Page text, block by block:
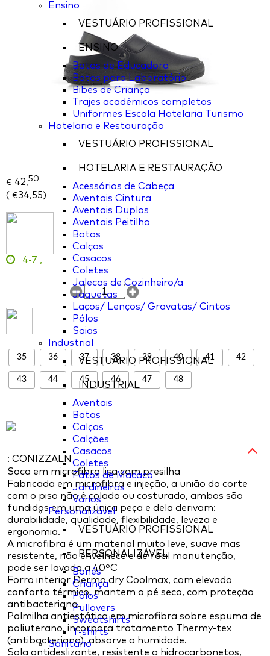
Ensino
VESTUÁRIO PROFISSIONAL
ENSINO
Batas de Educadora
Batas para Laboratório
Bibes de Criança
Trajes académicos completos
Uniformes Escola Hotelaria Turismo
Hotelaria e Restauração
VESTUÁRIO PROFISSIONAL
HOTELARIA E RESTAURAÇÃO
Acessórios de Cabeça
Aventais Cintura
Aventais Duplos
Aventais Peitilho
Batas
Calças
Casacos
Coletes
Jalecas de Cozinheiro/a
Jaquetas
Laços/ Lenços/ Gravatas/ Cintos
Pólos
Saias
Industrial
VESTUÁRIO PROFISSIONAL
INDUSTRIAL
Aventais
Batas
Calças
Calções
Casacos
Coletes
Fatos de Macaco
Jardineiras
Varios
Personalizável
VESTUÁRIO PROFISSIONAL
PERSONALIZÁVEL
Bonés
Criança
Pólos
Pullovers
Sweatshirts
T-shirts
Sanitário
€ 42,50
( €34,55)
4-7 ,
35 36 37 38 39 40 41 42
43 44 45 46 47 48
: CONIZZALN
Soca em microfibra lisa com presilha
Fabricada em microfibra e injeção, a união do corte
com o piso não é colado ou costurado, ambos são
fundidos em uma única peça e dela derivam:
durabilidade, qualidade, flexibilidade, leveza e
ergonomia.
A microfibra é um material muito leve, suave mas
resistente, não envelhece e de fácil manutenção,
pode ser lavada a 40ºC
Forro interior Dermo dry Coolmax, com elevado
conforto térmico, mantem o pé seco, com proteção
antibacteriana.
Palmilha antiestática em microfibra sobre espuma de
poliuterano, incorpora tratamento Thermy-tex
(antibacteriano), absorve a humidade.
Sola antideslizante, resistente a hidrocarbonetos,